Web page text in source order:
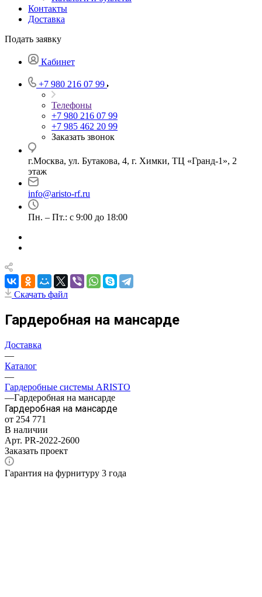
Контакты
Доставка
Подать заявку
Кабинет
+7 980 216 07 99
Телефоны
+7 980 216 07 99
+7 985 462 20 99
Заказать звонок
г.Москва, ул. Бутакова, 4, г. Химки, ТЦ «Гранд-1», 2
этаж
info@aristo-rf.ru
Пн. – Пт.: с 9:00 до 18:00
Скачать файл
Гардеробная на мансарде
Доставка
—
Каталог
—
Гардеробные системы ARISTO
—Гардеробная на мансарде
Гардеробная на мансарде
от 254 771
В наличии
Арт. PR-2022-2600
Заказать проект
Гарантия на фурнитуру 3 года